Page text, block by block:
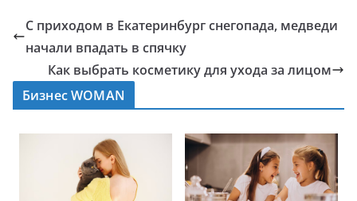
С приходом в Екатеринбург снегопада, медведи
начали впадать в спячку
Как выбрать косметику для ухода за лицом
Бизнес WOMAN